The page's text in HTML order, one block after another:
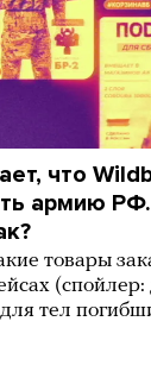
что
армию
товары
тел